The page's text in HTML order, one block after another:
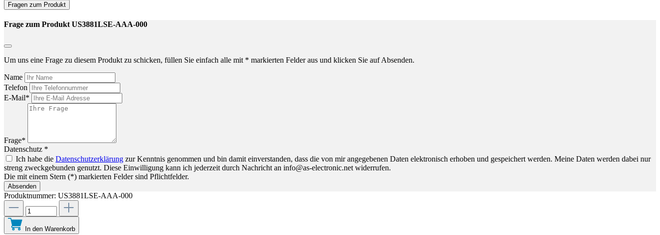
Fragen zum Produkt
Frage zum Produkt US3881LSE-AAA-000
Um uns eine Frage zu diesem Produkt zu schicken, füllen Sie einfach alle mit * markierten Felder aus und klicken Sie auf Absenden.
Name
Telefon
E-Mail*
Frage*
Datenschutz *
Ich habe die Datenschutzerklärung zur Kenntnis genommen und bin damit einverstanden, dass die von mir angegebenen Daten elektronisch erhoben und gespeichert werden. Meine Daten werden dabei nur
streng zweckgebunden genutzt. Diese Einwilligung kann ich jederzeit durch Nachricht an info@as-electronic.net widerrufen.
Die mit einem Stern (*) markierten Felder sind Pflichtfelder.
Absenden
Produktnummer: US3881LSE-AAA-000
In den Warenkorb